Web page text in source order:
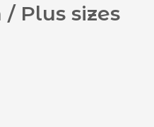
Plus sizes